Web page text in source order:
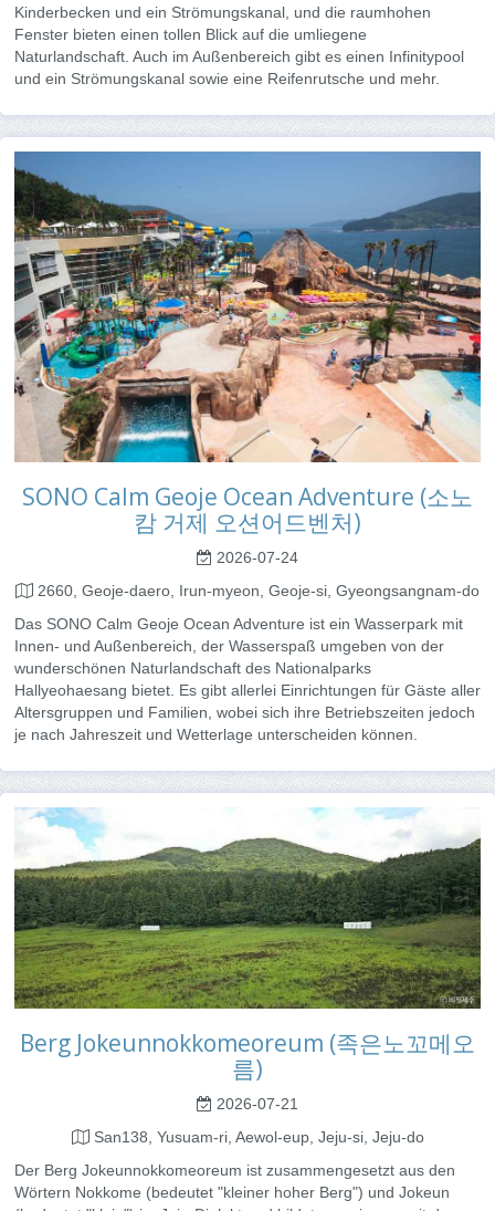
Kinderbecken und ein Strömungskanal, und die raumhohen
Fenster bieten einen tollen Blick auf die umliegene
Naturlandschaft. Auch im Außenbereich gibt es einen Infinitypool
und ein Strömungskanal sowie eine Reifenrutsche und mehr.
SONO Calm Geoje Ocean Adventure (소노
캄 거제 오션어드벤처)
2026-07-24
2660, Geoje-daero, Irun-myeon, Geoje-si, Gyeongsangnam-do
Das SONO Calm Geoje Ocean Adventure ist ein Wasserpark mit
Innen- und Außenbereich, der Wasserspaß umgeben von der
wunderschönen Naturlandschaft des Nationalparks
Hallyeohaesang bietet. Es gibt allerlei Einrichtungen für Gäste aller
Altersgruppen und Familien, wobei sich ihre Betriebszeiten jedoch
je nach Jahreszeit und Wetterlage unterscheiden können.
Berg Jokeunnokkomeoreum (족은노꼬메오
름)
2026-07-21
San138, Yusuam-ri, Aewol-eup, Jeju-si, Jeju-do
Der Berg Jokeunnokkomeoreum ist zusammengesetzt aus den
Wörtern Nokkome (bedeutet "kleiner hoher Berg") und Jokeun